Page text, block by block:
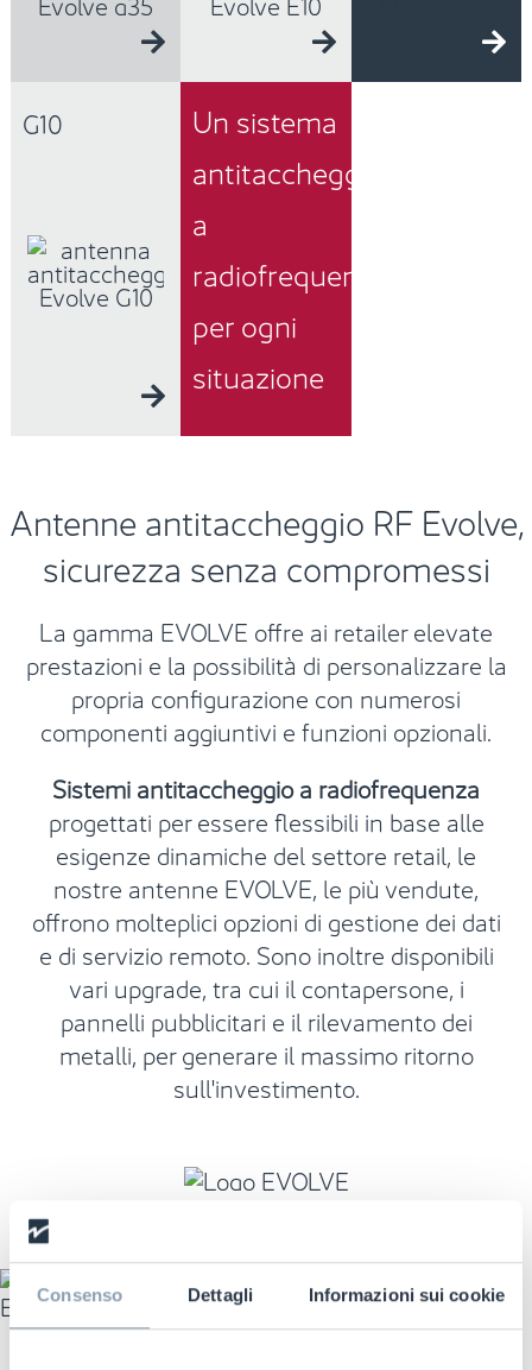
Consenso Dettagli Informazioni sui cookie
G10
Un sistema
antitaccheggio
a
radiofrequenza
per ogni
situazione
Antenne antitaccheggio RF Evolve,
sicurezza senza compromessi
La gamma EVOLVE offre ai retailerelevate
prestazioni e la possibilità di personalizzare la
propria configurazione con numerosi
componenti aggiuntivi e funzioni opzionali.
Sistemi antitaccheggio a radiofrequenza
progettati per essere flessibili in base alle
esigenze dinamiche del settore retail, le
nostre antenne EVOLVE, le più vendute,
offrono molteplici opzioni di gestione dei dati
e di servizio remoto. Sono inoltre disponibili
vari upgrade, tra cui il contapersone, i
pannelli pubblicitari e il rilevamento dei
metalli, per generare il massimo ritorno
sull'investimento.